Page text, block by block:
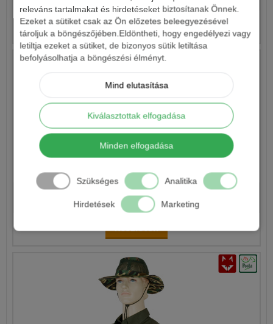
releváns tartalmakat és hirdetéseket biztosítanak Önnek.
Ezeket a sütiket csak az Ön előzetes beleegyezésével
tároljuk a böngészőjében.Eldöntheti, hogy engedélyezi vagy
letiltja ezeket a sütiket, de bizonyos sütik letiltása
befolyásolhatja a böngészési élményt.
Mind elutasítása
Kiválasztottak elfogadása
Minden elfogadása
Szükséges Analitika
Hirdetések Marketing
Részletek
1 590 Ft
Részletek